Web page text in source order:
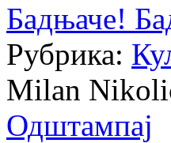
Бадњаче!
Рубрика:
Milan
Одштампај